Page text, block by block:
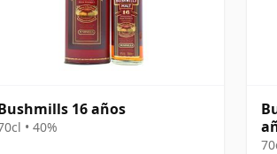
16 años
• 40%